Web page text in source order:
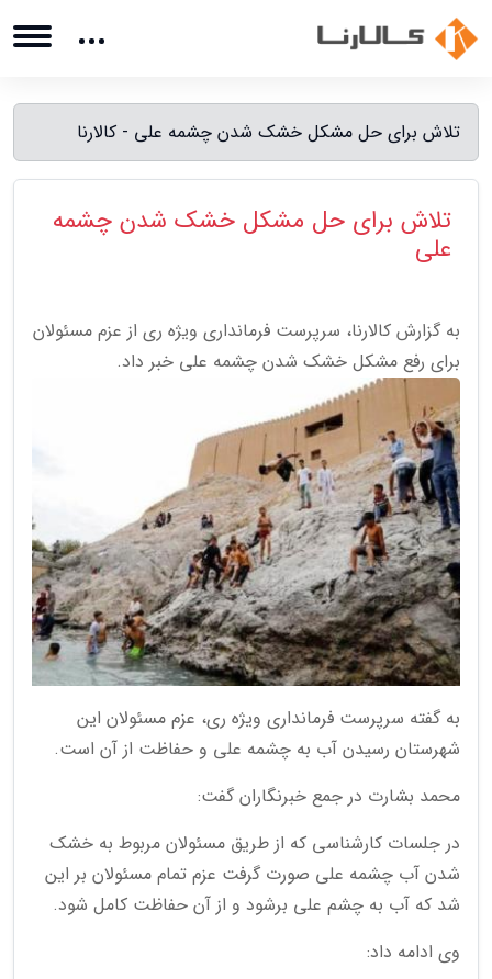
تلاش برای حل مشکل خشک شدن چشمه علی - کالارنا
تلاش برای حل مشکل خشک شدن چشمه
علی
به گزارش کالارنا، سرپرست فرمانداری ویژه ری از عزم مسئولان
برای رفع مشکل خشک شدن چشمه علی خبر داد.
به گفته سرپرست فرمانداری ویژه ری، عزم مسئولان این
شهرستان رسیدن آب به چشمه علی و حفاظت از آن است.
محمد بشارت در جمع خبرنگاران گفت:
در جلسات کارشناسی که از طریق مسئولان مربوط به خشک
شدن آب چشمه علی صورت گرفت عزم تمام مسئولان بر این
شد که آب به چشم علی برشود و از آن حفاظت کامل شود.
وی ادامه داد: